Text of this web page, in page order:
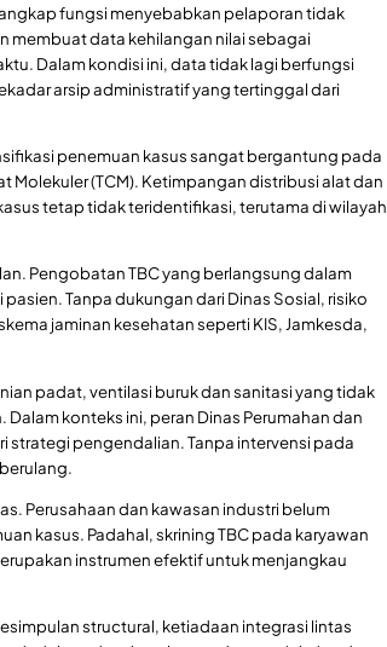
fungsi menyebabkan pelaporan tidak
membuat data kehilangan nilai sebagai
Dalam kondisi ini, data tidak lagi berfungsi
arsip administratif yang tertinggal dari
penemuan kasus sangat bergantung pada
Molekuler (TCM). Ketimpangan distribusi alat dan
tetap tidak teridentifikasi, terutama di wilayah
Pengobatan TBC yang berlangsung dalam
Tanpa dukungan dari Dinas Sosial, risiko
jaminan kesehatan seperti KIS, Jamkesda,
padat, ventilasi buruk dan sanitasi yang tidak
konteks ini, peran Dinas Perumahan dan
strategi pengendalian. Tanpa intervensi pada
Perusahaan dan kawasan industri belum
kasus. Padahal, skrining TBC pada karyawan
instrumen efektif untuk menjangkau
structural, ketiadaan integrasi lintas